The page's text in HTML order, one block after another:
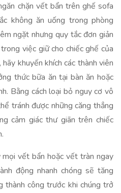
chặn vết bẩn trên ghế sofa
không ăn uống trong phòng
ngặt nhưng quy tắc đơn giản
việc giữ cho chiếc ghế của
khuyến khích các thành viên
thức bữa ăn tại bàn ăn hoặc
Bằng cách loại bỏ nguy cơ vô
tránh được những căng thẳng
cảm giác thư giãn trên chiếc
vết bẩn hoặc vết tràn ngay
động nhanh chóng sẽ tăng
thành công trước khi chúng trở